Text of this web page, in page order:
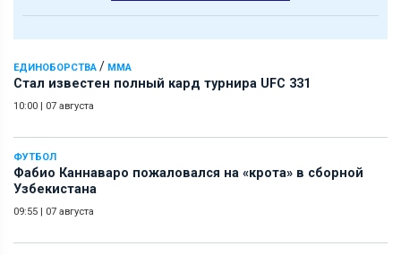
ЕДИНОБОРСТВА / ММА
Стал известен полный кард турнира UFC 331
10:00 | 07 августа
ФУТБОЛ
Фабио Каннаваро пожаловался на «крота» в сборной
Узбекистана
09:55 | 07 августа